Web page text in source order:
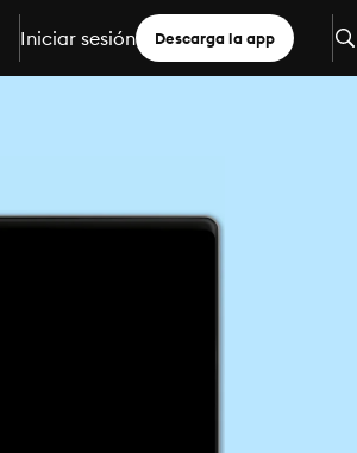
Iniciar sesión Descarga la app